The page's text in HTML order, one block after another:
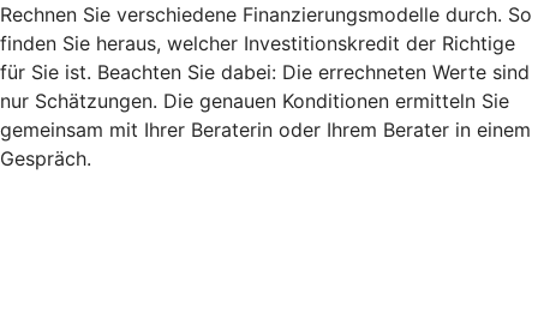
Rechnen Sie verschiedene Finanzierungsmodelle durch. So
finden Sie heraus, welcher Investitionskredit der Richtige
für Sie ist. Beachten Sie dabei: Die errechneten Werte sind
nur Schätzungen. Die genauen Konditionen ermitteln Sie
gemeinsam mit Ihrer Beraterin oder Ihrem Berater in einem
Gespräch.